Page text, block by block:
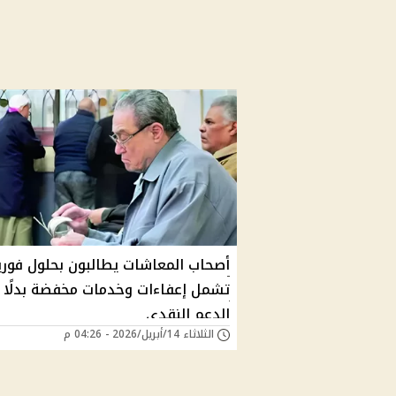
أصحاب المعاشات يطالبون بحلول
تشمل إعفاءات وخدمات مخفضة
الدعم النقدي
الثلاثاء 14/أبريل/2026 - 04:26 م